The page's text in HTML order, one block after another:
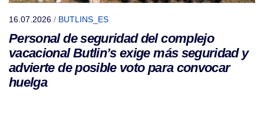
16.07.2026 / BUTLINS_ES
Personal de seguridad del complejo
vacacional Butlin’s exige más seguridad y
advierte de posible voto para convocar
huelga